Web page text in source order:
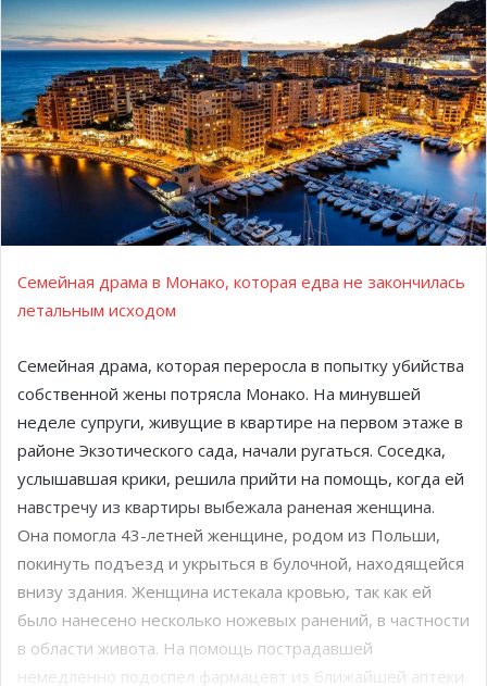
Семейная драма в Монако, которая едва не закончилась
летальным исходом
Семейная драма, которая переросла в попытку убийства
собственной жены потрясла Монако. На минувшей
неделе супруги, живущие в квартире на первом этаже в
районе Экзотического сада, начали ругаться. Соседка,
услышавшая крики, решила прийти на помощь, когда ей
навстречу из квартиры выбежала раненая женщина.
Она помогла 43-летней женщине, родом из Польши,
покинуть подъезд и укрыться в булочной, находящейся
внизу здания. Женщина истекала кровью, так как ей
было нанесено несколько ножевых ранений, в частности
в области живота. На помощь пострадавшей
немедленно подоспел фармацевт из ближайшей аптеки